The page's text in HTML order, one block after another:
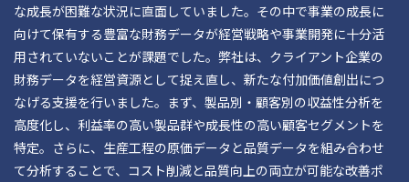
な成長が困難な状況に直面していました。その中で事業の成長に
向けて保有する豊富な財務データが経営戦略や事業開発に十分活
用されていないことが課題でした。弊社は、クライアント企業の
財務データを経営資源として捉え直し、新たな付加価値創出につ
なげる支援を行いました。まず、製品別・顧客別の収益性分析を
高度化し、利益率の高い製品群や成長性の高い顧客セグメントを
特定。さらに、生産工程の原価データと品質データを組み合わせ
て分析することで、コスト削減と品質向上の両立が可能な改善ポ